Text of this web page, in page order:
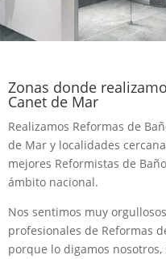
Zonas donde
Canet de Mar
Realizamos Reformas de
de Mar y localidades
mejores Reformistas de
ámbito nacional.
Nos sentimos muy
profesionales de Reformas
porque lo digamos